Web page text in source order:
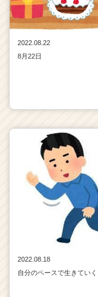
2022.08.22
8月22日
2022.08.18
自分のペースで生きていく